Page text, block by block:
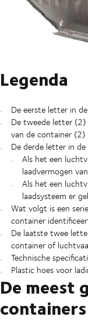
Legenda
De eerste letter in
De tweede letter (2)
van de container (2)
De derde letter in
Als het een
laadvermogen
Als het een
laadsysteem er
Wat volgt is een
container
De laatste twee
container of
Technische
Plastic hoes voor
De meest
containers